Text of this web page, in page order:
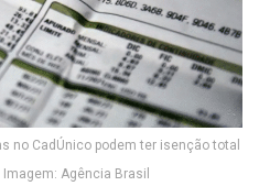
no CadÚnico podem ter isenção total
Agência Brasil